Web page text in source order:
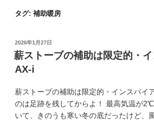
タグ: 補助暖房
投
稿
日:
2026年1月27日
薪ストーブの補助は限定的・
AX-i
薪ストーブの補助は限定的・インスパ
のは足跡を残してからよ！ 最高気温が
いて、きのうも寒い冬の底だったけど、